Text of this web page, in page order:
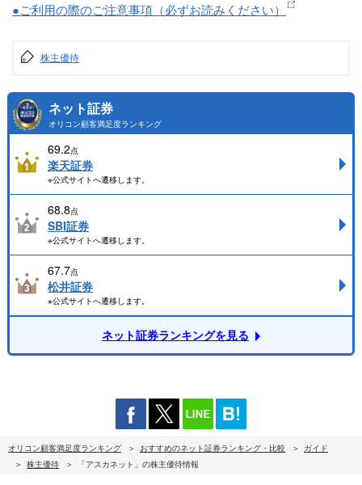
●ご利用の際のご注意事項（必ずお読みください）
株主優待
ネット証券
オリコン顧客満足度ランキング
69.2点
楽天証券
※公式サイトへ遷移します。
68.8点
SBI証券
※公式サイトへ遷移します。
67.7点
松井証券
※公式サイトへ遷移します。
ネット証券ランキングを見る
オリコン顧客満足度ランキング おすすめのネット証券ランキング・比較
ガイド
株主優待
「アスカネット」の株主優待情報